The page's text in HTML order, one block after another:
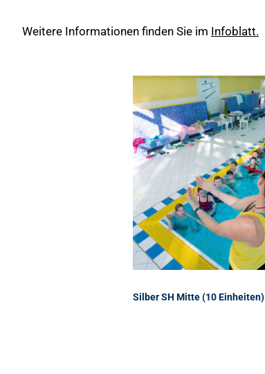
Weitere Informationen finden Sie im Infoblatt.
Silber SH Mitte (10 Einheiten)